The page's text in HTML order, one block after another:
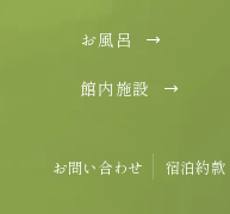
お風呂
館内施設
お問い合わせ 宿泊約款